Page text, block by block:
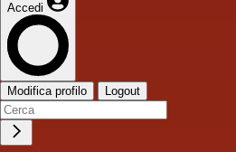
Accedi
Modifica profilo Logout